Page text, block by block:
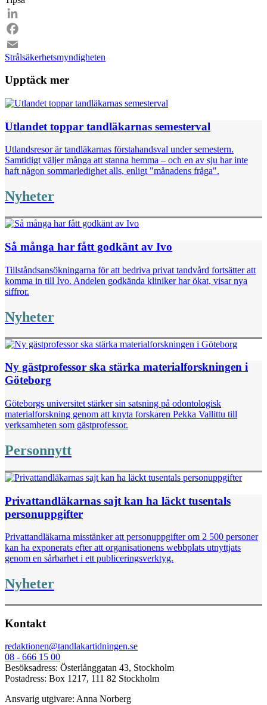
Email
LinkedIn
Facebook
Email
Strålsäkerhetsmyndigheten
Upptäck mer
Utlandet toppar tandläkarnas semesterval
Utlandsresor är tandläkarnas förstahandsval under semestern.
Samtidigt väljer många att stanna hemma – och en av sju har inte
haft någon sommarledighet alls, enligt "månadens fråga".
Nyheter
Så många har fått godkänt av Ivo
Tillståndsansökningarna för att bedriva privat tandvård fortsätter att
komma in till Ivo. Andelen godkända kliniker har ökat, visar nya
siffror.
Nyheter
Ny gästprofessor ska stärka materialforskningen i
Göteborg
Göteborgs universitet stärker sin satsning på odontologisk
materialforskning genom att knyta forskaren Pekka Vallittu till
verksamheten som gästprofessor.
Personnytt
Privattandläkarnas sajt kan ha läckt tusentals
personuppgifter
Privattandläkarna misstänker att personuppgifter om 2 500 personer
kan ha exponerats efter att organisationens webbplats utnyttjats
genom en sårbarhet i ett publiceringsverktyg.
Nyheter
Kontakt
redaktionen@tandlakartidningen.se
08 - 666 15 00
Besöksadress: Österlånggatan 43, Stockholm
Postadress: Box 1217, 111 82 Stockholm
Ansvarig utgivare: Anna Norberg